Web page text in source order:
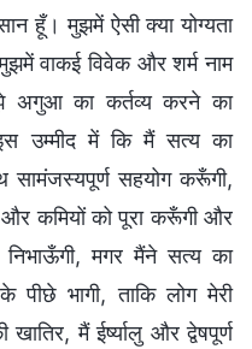
हूँ। मुझमें ऐसी क्या योग्यता
वाकई विवेक और शर्म नाम
अगुआ का कर्तव्य करने का
उम्मीद में कि मैं सत्य का
सहयोग करूँगी,
कमियों को पूरा करूँगी और
मगर मैंने सत्य का
भागी, ताकि लोग मेरी
मैं ईर्ष्यालु और द्वेषपूर्ण